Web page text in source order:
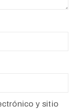
y sitio